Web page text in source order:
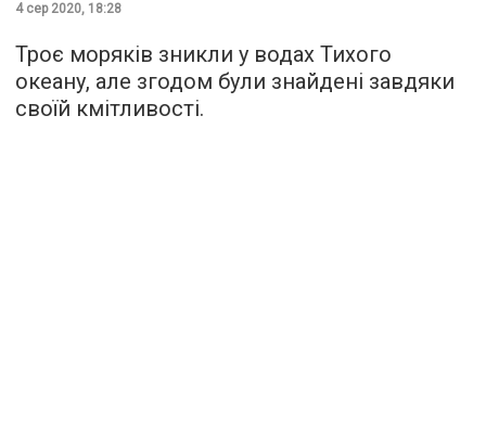
4 сер 2020, 18:28
Троє моряків зникли у водах Тихого
океану, але згодом були знайдені завдяки
своїй кмітливості.